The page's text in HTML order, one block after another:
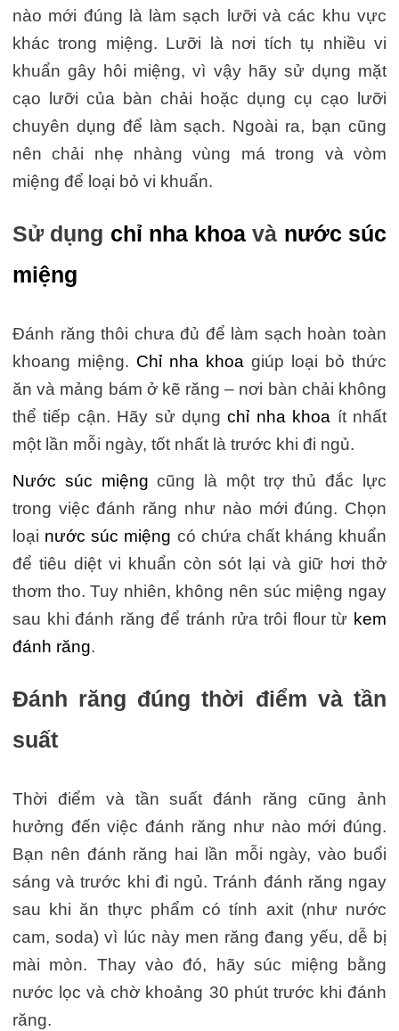
nào mới đúng là làm sạch lưỡi và các khu vực
khác trong miệng. Lưỡi là nơi tích tụ nhiều vi
khuẩn gây hôi miệng, vì vậy hãy sử dụng mặt
cạo lưỡi của bàn chải hoặc dụng cụ cạo lưỡi
chuyên dụng để làm sạch. Ngoài ra, bạn cũng
nên chải nhẹ nhàng vùng má trong và vòm
miệng để loại bỏ vi khuẩn.
Sử dụng chỉ nha khoa và nước súc
miệng
Đánh răng thôi chưa đủ để làm sạch hoàn toàn
khoang miệng. Chỉ nha khoa giúp loại bỏ thức
ăn và mảng bám ở kẽ răng – nơi bàn chải không
thể tiếp cận. Hãy sử dụngchỉ nha khoa ít nhất
một lần mỗi ngày, tốt nhất là trước khi đi ngủ.
Nước súc miệng cũng là một trợ thủ đắc lực
trong việc đánh răng như nào mới đúng. Chọn
loại nước súc miệng có chứa chất kháng khuẩn
để tiêu diệt vi khuẩn còn sót lại và giữ hơi thở
thơm tho. Tuy nhiên, không nên súc miệng ngay
sau khi đánh răng để tránh rửa trôi flour từ kem
đánh răng.
Đánh răng đúng thời điểm và tần
suất
Thời điểm và tần suất đánh răng cũng ảnh
hưởng đến việc đánh răng như nào mới đúng.
Bạn nên đánh răng hai lần mỗi ngày, vào buổi
sáng và trước khi đi ngủ. Tránh đánh răng ngay
sau khi ăn thực phẩm có tính axit (như nước
cam, soda) vì lúc này men răng đang yếu, dễ bị
mài mòn. Thay vào đó, hãy súc miệng bằng
nước lọc và chờ khoảng 30 phút trước khi đánh
răng.